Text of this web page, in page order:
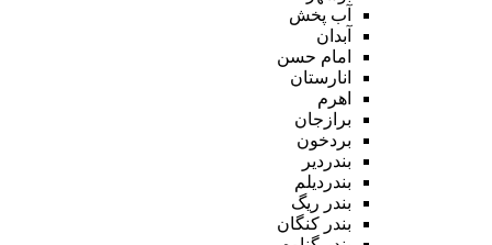
آب پخش
آبدان
امام حسن
انارستان
اهرم
برازجان
بردخون
بندردیر
بندردیلم
بندر ریگ
بندر کنگان